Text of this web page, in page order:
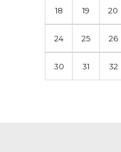
18 19 20
24 25 26
30 31 32